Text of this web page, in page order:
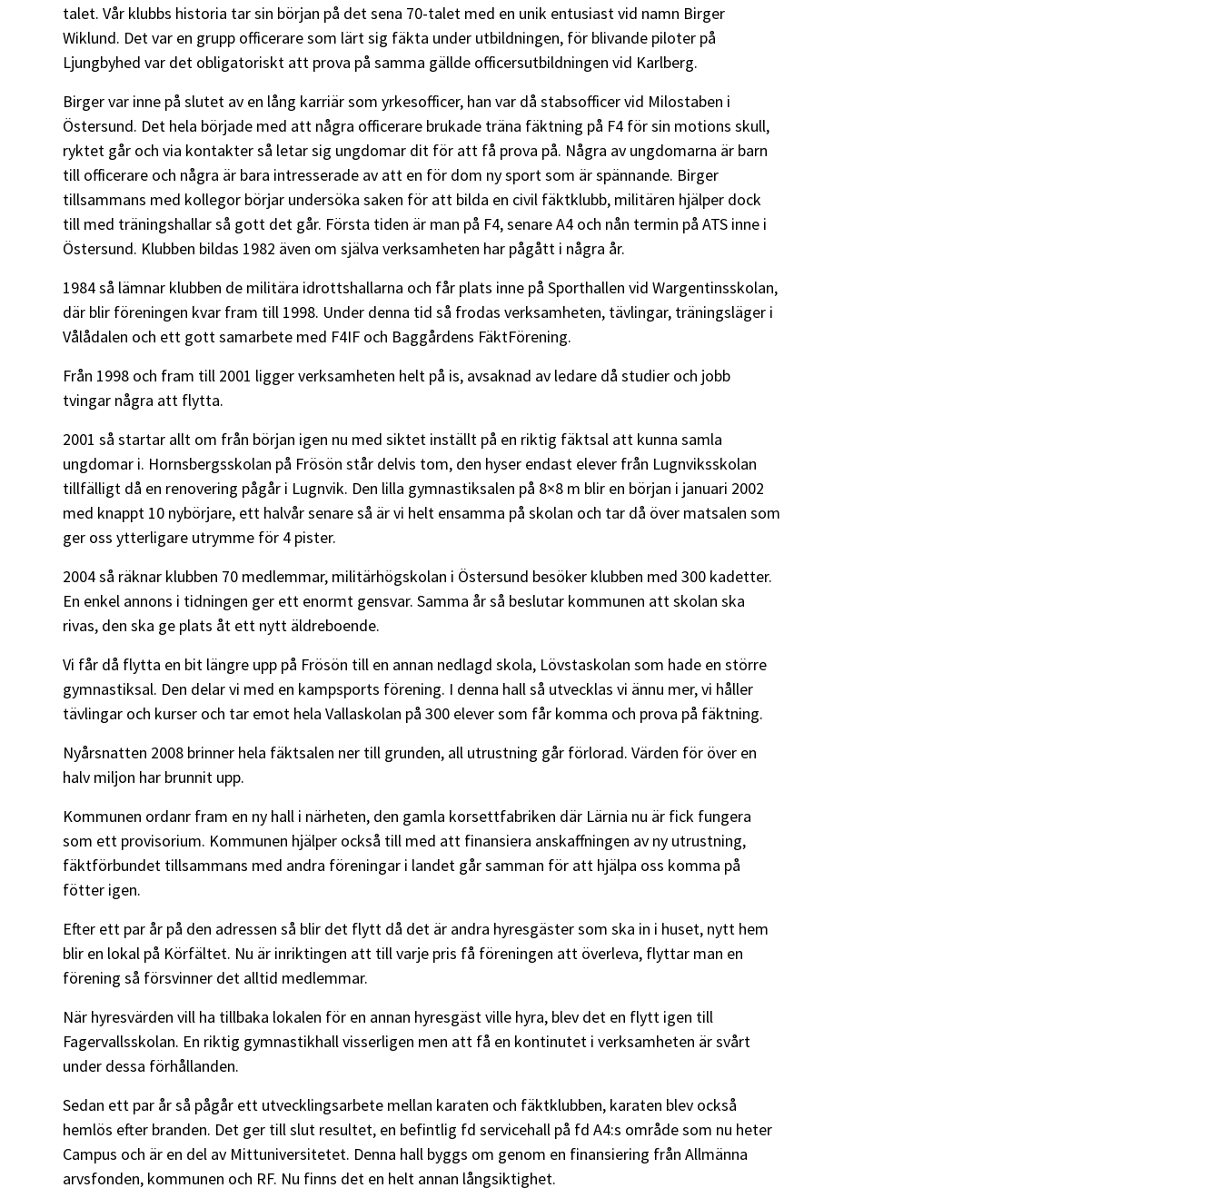
talet. Vår klubbs historia tar sin början på det sena 70-talet med en unik entusiast vid namn Birger
Wiklund. Det var en grupp officerare som lärt sig fäkta under utbildningen, för blivande piloter på
Ljungbyhed var det obligatoriskt att prova på samma gällde officersutbildningen vid Karlberg.
Birger var inne på slutet av en lång karriär som yrkesofficer, han var då stabsofficer vid Milostaben i
Östersund. Det hela började med att några officerare brukade träna fäktning på F4 för sin motions skull,
ryktet går och via kontakter så letar sig ungdomar dit för att få prova på. Några av ungdomarna är barn
till officerare och några är bara intresserade av att en för dom ny sport som är spännande. Birger
tillsammans med kollegor börjar undersöka saken för att bilda en civil fäktklubb, militären hjälper dock
till med träningshallar så gott det går. Första tiden är man på F4, senare A4 och nån termin på ATS inne i
Östersund. Klubben bildas 1982 även om själva verksamheten har pågått i några år.
1984 så lämnar klubben de militära idrottshallarna och får plats inne på Sporthallen vid Wargentinsskolan,
där blir föreningen kvar fram till 1998. Under denna tid så frodas verksamheten, tävlingar, träningsläger i
Vålådalen och ett gott samarbete med F4IF och Baggårdens FäktFörening.
Från 1998 och fram till 2001 ligger verksamheten helt på is, avsaknad av ledare då studier och jobb
tvingar några att flytta.
2001 så startar allt om från början igen nu med siktet inställt på en riktig fäktsal att kunna samla
ungdomar i. Hornsbergsskolan på Frösön står delvis tom, den hyser endast elever från Lugnviksskolan
tillfälligt då en renovering pågår i Lugnvik. Den lilla gymnastiksalen på 8×8 m blir en början i januari 2002
med knappt 10 nybörjare, ett halvår senare så är vi helt ensamma på skolan och tar då över matsalen som
ger oss ytterligare utrymme för 4 pister.
2004 så räknar klubben 70 medlemmar, militärhögskolan i Östersund besöker klubben med 300 kadetter.
En enkel annons i tidningen ger ett enormt gensvar. Samma år så beslutar kommunen att skolan ska
rivas, den ska ge plats åt ett nytt äldreboende.
Vi får då flytta en bit längre upp på Frösön till en annan nedlagd skola, Lövstaskolan som hade en större
gymnastiksal. Den delar vi med en kampsports förening. I denna hall så utvecklas vi ännu mer, vi håller
tävlingar och kurser och tar emot hela Vallaskolan på 300 elever som får komma och prova på fäktning.
Nyårsnatten 2008 brinner hela fäktsalen ner till grunden, all utrustning går förlorad. Värden för över en
halv miljon har brunnit upp.
Kommunen ordanr fram en ny hall i närheten, den gamla korsettfabriken där Lärnia nu är fick fungera
som ett provisorium. Kommunen hjälper också till med att finansiera anskaffningen av ny utrustning,
fäktförbundet tillsammans med andra föreningar i landet går samman för att hjälpa oss komma på
fötter igen.
Efter ett par år på den adressen så blir det flytt då det är andra hyresgäster som ska in i huset, nytt hem
blir en lokal på Körfältet. Nu är inriktingen att till varje pris få föreningen att överleva, flyttar man en
förening så försvinner det alltid medlemmar.
När hyresvärden vill ha tillbaka lokalen för en annan hyresgäst ville hyra, blev det en flytt igen till
Fagervallsskolan. En riktig gymnastikhall visserligen men att få en kontinutet i verksamheten är svårt
under dessa förhållanden.
Sedan ett par år så pågår ett utvecklingsarbete mellan karaten och fäktklubben, karaten blev också
hemlös efter branden. Det ger till slut resultet, en befintlig fd servicehall på fd A4:s område som nu heter
Campus och är en del av Mittuniversitetet. Denna hall byggs om genom en finansiering från Allmänna
arvsfonden, kommunen och RF. Nu finns det en helt annan långsiktighet.